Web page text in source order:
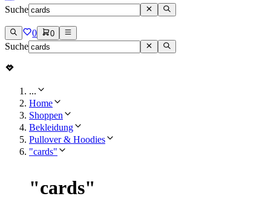
Suche
0 0
Suche
...
Home
Shoppen
Bekleidung
Pullover & Hoodies
"cards"
"cards"